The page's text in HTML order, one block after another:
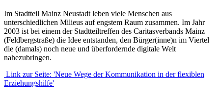
Im Stadtteil Mainz Neustadt leben viele Menschen aus
unterschiedlichen Milieus auf engstem Raum zusammen. Im Jahr
2003 ist bei einem der Stadtteiltreffen des Caritasverbands Mainz
(Feldbergstraße) die Idee entstanden, den Bürger(inne)n im Viertel
die (damals) noch neue und überfordernde digitale Welt
nahezubringen.
Link zur Seite: 'Neue Wege der Kommunikation in der flexiblen
Erziehungshilfe'